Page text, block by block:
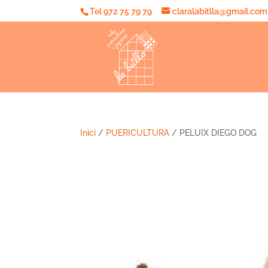
Tel 972 75 79 79 claralabitlla@gmail.com
Inici / PUERICULTURA / PELUIX DIEGO DOG